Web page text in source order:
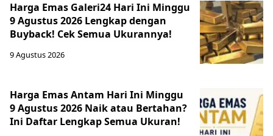
Harga Emas Galeri24 Hari Ini Minggu
9 Agustus 2026 Lengkap dengan
Buyback! Cek Semua Ukurannya!
9 Agustus 2026
Harga Emas Antam Hari Ini Minggu
9 Agustus 2026 Naik atau Bertahan?
Ini Daftar Lengkap Semua Ukuran!